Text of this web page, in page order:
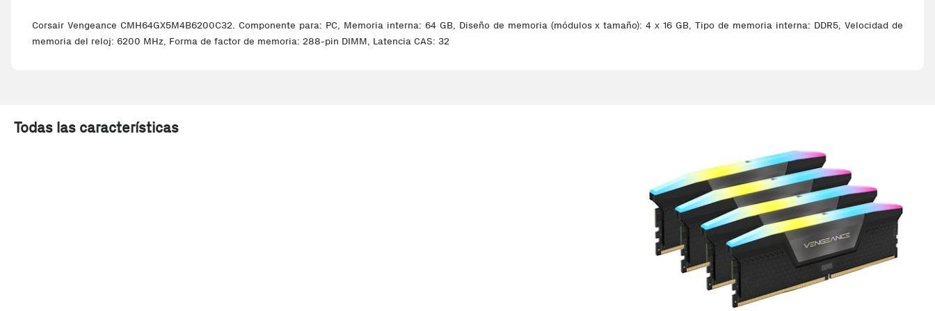
Corsair Vengeance CMH64GX5M4B6200C32. Componente para: PC, Memoria interna: 64 GB, Diseño de memoria (módulos x tamaño): 4 x 16 GB, Tipo de memoria interna: DDR5, Velocidad de
memoria del reloj: 6200 MHz, Forma de factor de memoria: 288-pin DIMM, Latencia CAS: 32
Todas las características